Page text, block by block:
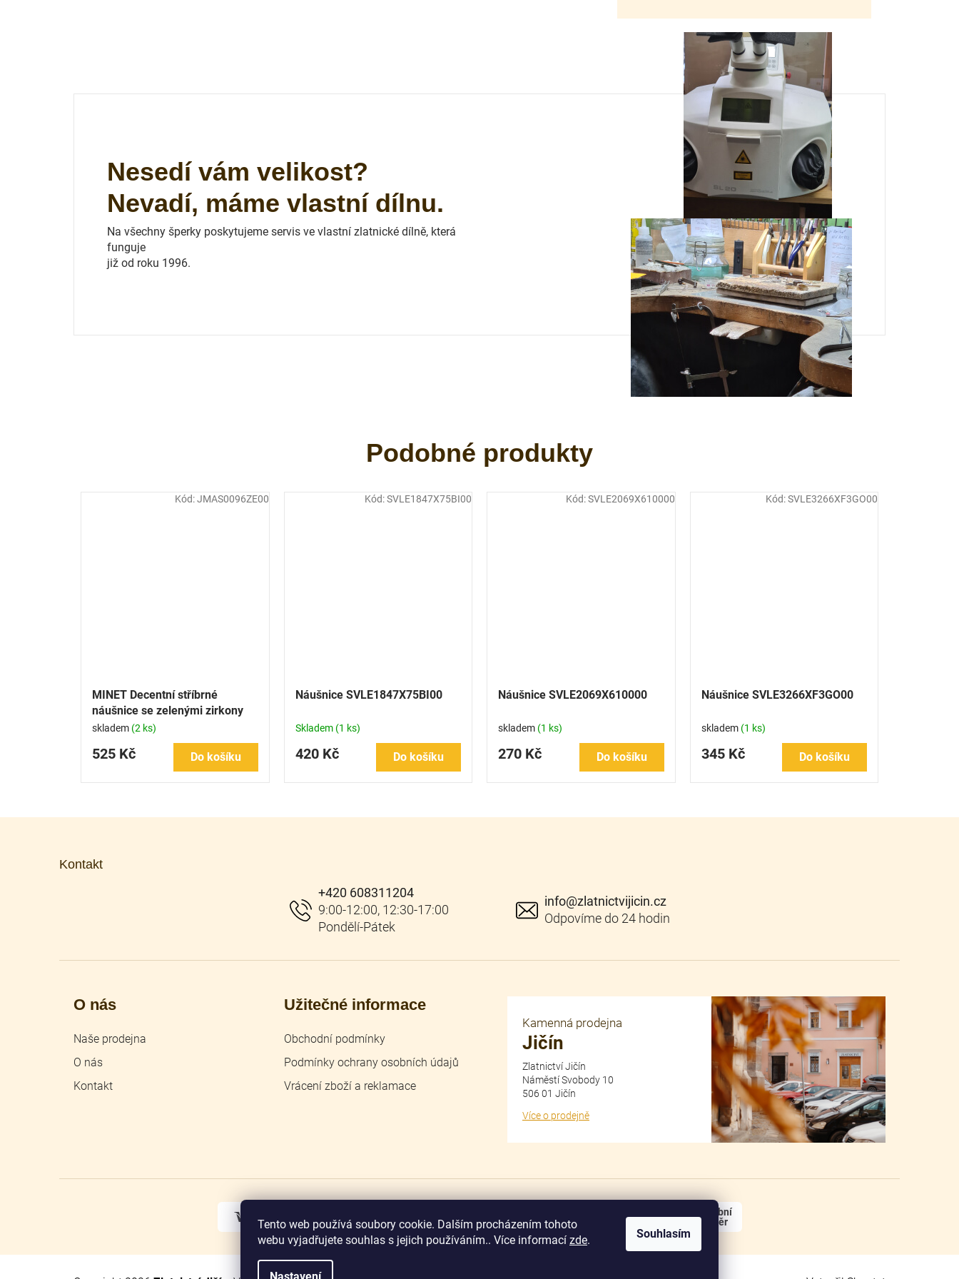
Tento web používá soubory cookie. Dalším procházením tohoto
webu vyjadřujete souhlas s jejich používáním.. Více informací zde. Souhlasím
MINET Decentní stříbrné
náušnice se zelenými zirkony
skladem (2 ks)
525 Kč Do košíku
Kód:JMAS0096ZE00
Náušnice SVLE1847X75BI00
Skladem (1 ks)
420 Kč Do košíku
Kód:SVLE1847X75BI00
Náušnice SVLE2069X610000
skladem (1 ks)
270 Kč Do košíku
Kód:SVLE2069X610000
Náušnice SVLE3266XF3GO00
skladem (1 ks)
345 Kč Do košíku
Kód:SVLE3266XF3GO00
Nesedí vám velikost?
Nevadí, máme vlastní dílnu.
Na všechny šperky poskytujeme servis ve vlastní zlatnické dílně, která
funguje
již od roku 1996.
Kontakt
info@zlatnictvijicin.cz
+420 608311204
O nás
Naše prodejna
O nás
Kontakt
Užitečné informace
Obchodní podmínky
Podmínky ochrany osobních údajů
Vrácení zboží a reklamace
Kamenná prodejna
Jičín
Zlatnictví Jičín
Náměstí Svobody 10
506 01 Jičín
Více o prodejně
osobní
odběr